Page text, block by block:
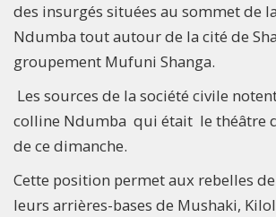
des insurgés situées au sommet de
Ndumba tout autour de la cité de
groupement Mufuni Shanga.
Les sources de la société civile
colline Ndumba qui était le théâtre
de ce dimanche.
Cette position permet aux rebelles
leurs arrières-bases de Mushaki,